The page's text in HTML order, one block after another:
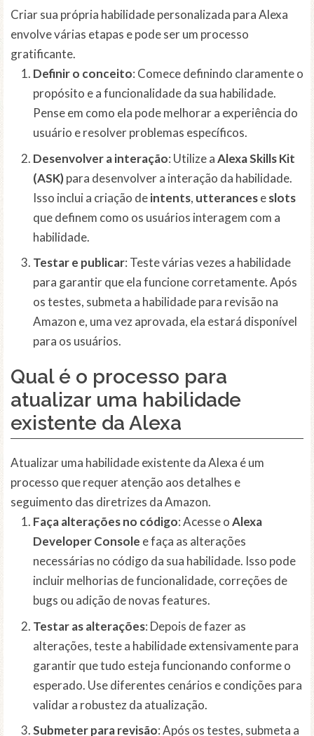
Criar sua própria habilidade personalizada para Alexa
envolve várias etapas e pode ser um processo
gratificante.
Definir o conceito: Comece definindo claramente o
propósito e a funcionalidade da sua habilidade.
Pense em como ela pode melhorar a experiência do
usuário e resolver problemas específicos.
Desenvolver a interação: Utilize aAlexa Skills Kit
(ASK)para desenvolver a interação da habilidade.
Isso inclui a criação deintents, utteranceseslots
que definem como os usuários interagem com a
habilidade.
Testar e publicar: Teste várias vezes a habilidade
para garantir que ela funcione corretamente. Após
os testes, submeta a habilidade para revisão na
Amazon e, uma vez aprovada, ela estará disponível
para os usuários.
Qual é o processo para
atualizar uma habilidade
existente da Alexa
Atualizar uma habilidade existente da Alexa é um
processo que requer atenção aos detalhes e
seguimento das diretrizes da Amazon.
Faça alterações no código: Acesse oAlexa
Developer Console e faça as alterações
necessárias no código da sua habilidade. Isso pode
incluir melhorias de funcionalidade, correções de
bugs ou adição de novas features.
Testar as alterações: Depois de fazer as
alterações, teste a habilidade extensivamente para
garantir que tudo esteja funcionando conforme o
esperado. Use diferentes cenários e condições para
validar a robustez da atualização.
Submeter para revisão: Após os testes, submeta a